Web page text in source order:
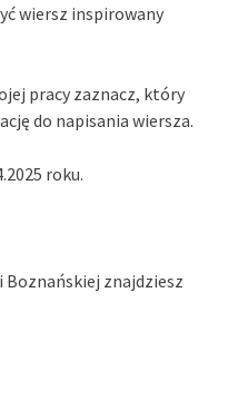
wiersz inspirowany
pracy zaznacz, który
do napisania wiersza.
roku.
znajdziesz